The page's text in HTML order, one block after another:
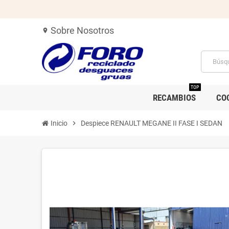
location_on Sobre Nosotros
RECAMBIOS
TOP
Inicio chevron_right Despiece RENAULT MEGANE II FASE I SEDAN